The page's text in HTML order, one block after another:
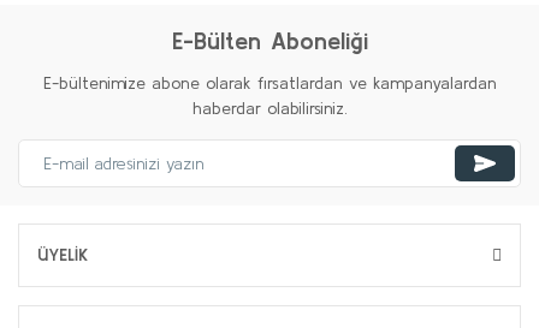
E-Bülten Aboneliği
E-bültenimize abone olarak fırsatlardan ve kampanyalardan
haberdar olabilirsiniz.
ÜYELİK